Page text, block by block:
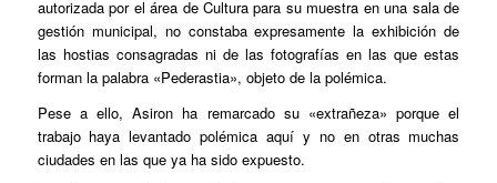
autorizada por el área de Cultura para su muestra en una sala de
gestión municipal, no constaba expresamente la exhibición de
las hostias consagradas ni de las fotografías en las que estas
forman la palabra «Pederastia», objeto de la polémica.
Pese a ello, Asiron ha remarcado su «extrañeza» porque el
trabajo haya levantado polémica aquí y no en otras muchas
ciudades en las que ya ha sido expuesto.